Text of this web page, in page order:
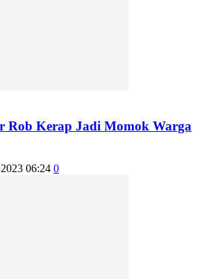
Rob Kerap Jadi Momok Warga
06:24 0